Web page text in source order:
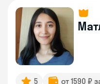
5 от 1590 ₽